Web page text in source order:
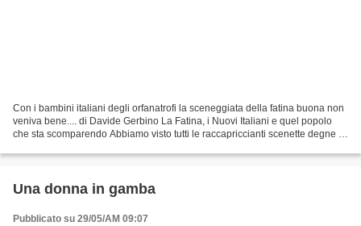
Con i bambini italiani degli orfanatrofi la sceneggiata della fatina buona non
veniva bene.... di Davide Gerbino La Fatina, i Nuovi Italiani e quel popolo
che sta scomparendo Abbiamo visto tutti le raccapriccianti scenette degne di
Una donna in gamba
Pubblicato su 29/05/AM 09:07